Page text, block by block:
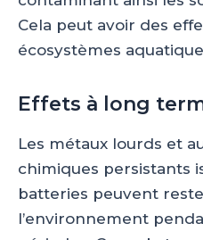
Cela peut avoir des
écosystèmes
Effets à long
Les métaux lourds et
chimiques persistants
batteries peuvent
l’environnement